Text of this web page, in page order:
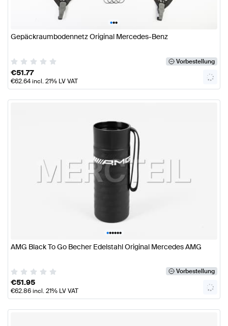
•••
Gepäckraumbodennetz Original Mercedes-Benz
Vorbestellung
€51.77
€62.64incl. 21% LV VAT
••••••
AMG Black To Go Becher Edelstahl Original Mercedes AMG
Vorbestellung
€51.95
€62.86incl. 21% LV VAT